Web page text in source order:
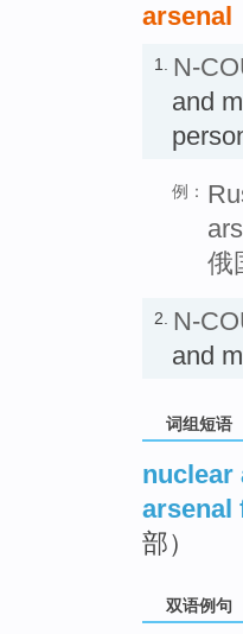
arsenal
1. N-
and
例：
俄
2. N-
and
词组短语
nuclear
arsenal
部）
双语例句